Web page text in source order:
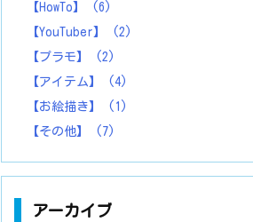
【HowTo】
(6)
【YouTuber】
(2)
【プラモ】
(2)
【アイテム】
(4)
【お絵描き】
(1)
【その他】
(7)
アーカイブ